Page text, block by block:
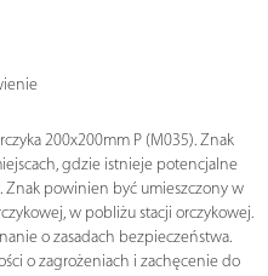
200x200mm P (M035). Znak
gdzie istnieje potencjalne
Znak powinien być umieszczony w
w pobliżu stacji orczykowej.
o zasadach bezpieczeństwa.
o zagrożeniach i zachęcenie do